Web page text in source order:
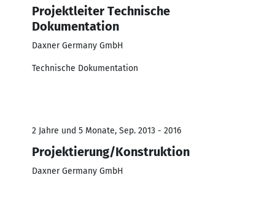
Projektleiter Technische
Dokumentation
Daxner Germany GmbH
Technische Dokumentation
2 Jahre und 5 Monate, Sep. 2013 - 2016
Projektierung/Konstruktion
Daxner Germany GmbH